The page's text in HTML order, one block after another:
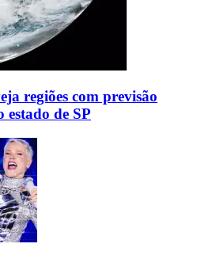
regiões com previsão
estado de SP